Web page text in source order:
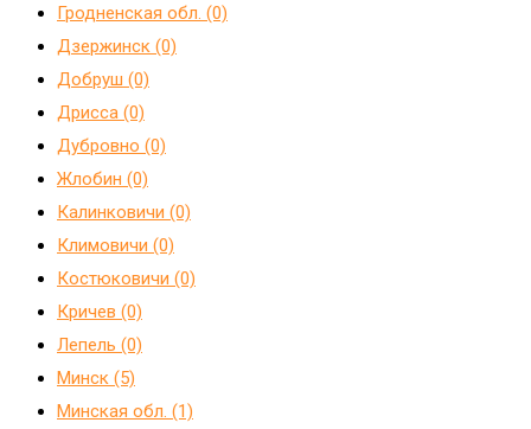
Гродненская обл. (0)
Дзержинск (0)
Добруш (0)
Дрисса (0)
Дубровно (0)
Жлобин (0)
Калинковичи (0)
Климовичи (0)
Костюковичи (0)
Кричев (0)
Лепель (0)
Минск (5)
Минская обл. (1)